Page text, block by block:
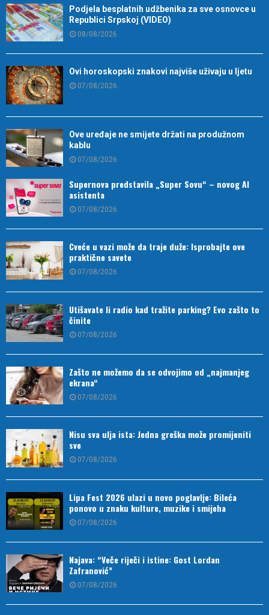
Podjela besplatnih udžbenika za sve osnovce u
Republici Srpskoj (VIDEO)
08/08/2026
Ovi horoskopski znakovi najviše uživaju u ljetu
07/08/2026
Ove uređaje ne smijete držati na produžnom
kablu
07/08/2026
Supernova predstavila „Super Sovu“ – novog AI
asistenta
07/08/2026
Cveće u vazi može da traje duže: Isprobajte ove
praktične savete
07/08/2026
Utišavate li radio kad tražite parking? Evo zašto to
činite
07/08/2026
Zašto ne možemo da se odvojimo od „najmanjeg
ekrana“
07/08/2026
Nisu sva ulja ista: Jedna greška može promijeniti
sve
07/08/2026
Lipa Fest 2026 ulazi u novo poglavlje: Bileća
ponovo u znaku kulture, muzike i smijeha
07/08/2026
Najava: “Veče riječi i istine: Gost Lordan
Zafranović”
07/08/2026